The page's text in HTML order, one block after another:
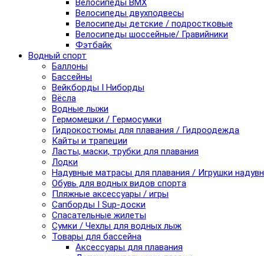
Велосипеды BMX
Велосипеды двухподвесы
Велосипеды детские / подростковые
Велосипеды шоссейные/ Гравийники
Фэтбайк
Водный спорт
Баллоны
Бассейны
Вейкборды I Ниборды
Вёсла
Водные лыжи
Гермомешки / Гермосумки
Гидрокостюмы для плавания / Гидроодежда
Кайты и трапеции
Ласты, маски, трубки для плавания
Лодки
Надувные матрасы для плавания / Игрушки
Обувь для водных видов спорта
Пляжные аксессуары / игры
Сапборды I Sup-доски
Спасательные жилеты
Сумки / Чехлы для водных лыж
Товары для бассейна
Аксессуары для плавания